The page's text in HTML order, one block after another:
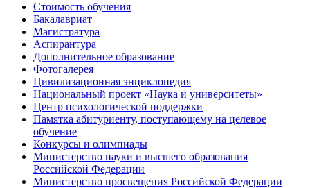
Стоимость обучения
Бакалавриат
Магистратура
Аспирантура
Дополнительное образование
Фотогалерея
Цивилизационная энциклопедия
Национальный проект «Наука и университеты»
Центр психологической поддержки
Памятка абитуриенту, поступающему на целевое
обучение
Конкурсы и олимпиады
Министерство науки и высшего образования
Российской Федерации
Министерство просвещения Российской Федерации